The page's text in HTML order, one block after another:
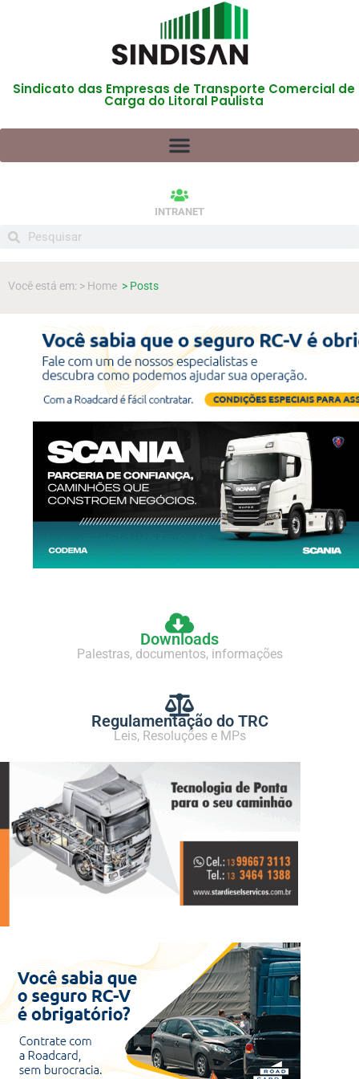
Sindicato das Empresas de Transporte Comercial de
Carga do Litoral Paulista
INTRANET
Você está em: > Home > Posts
Downloads
Palestras, documentos, informações
Regulamentação do TRC
Leis, Resoluções e MPs